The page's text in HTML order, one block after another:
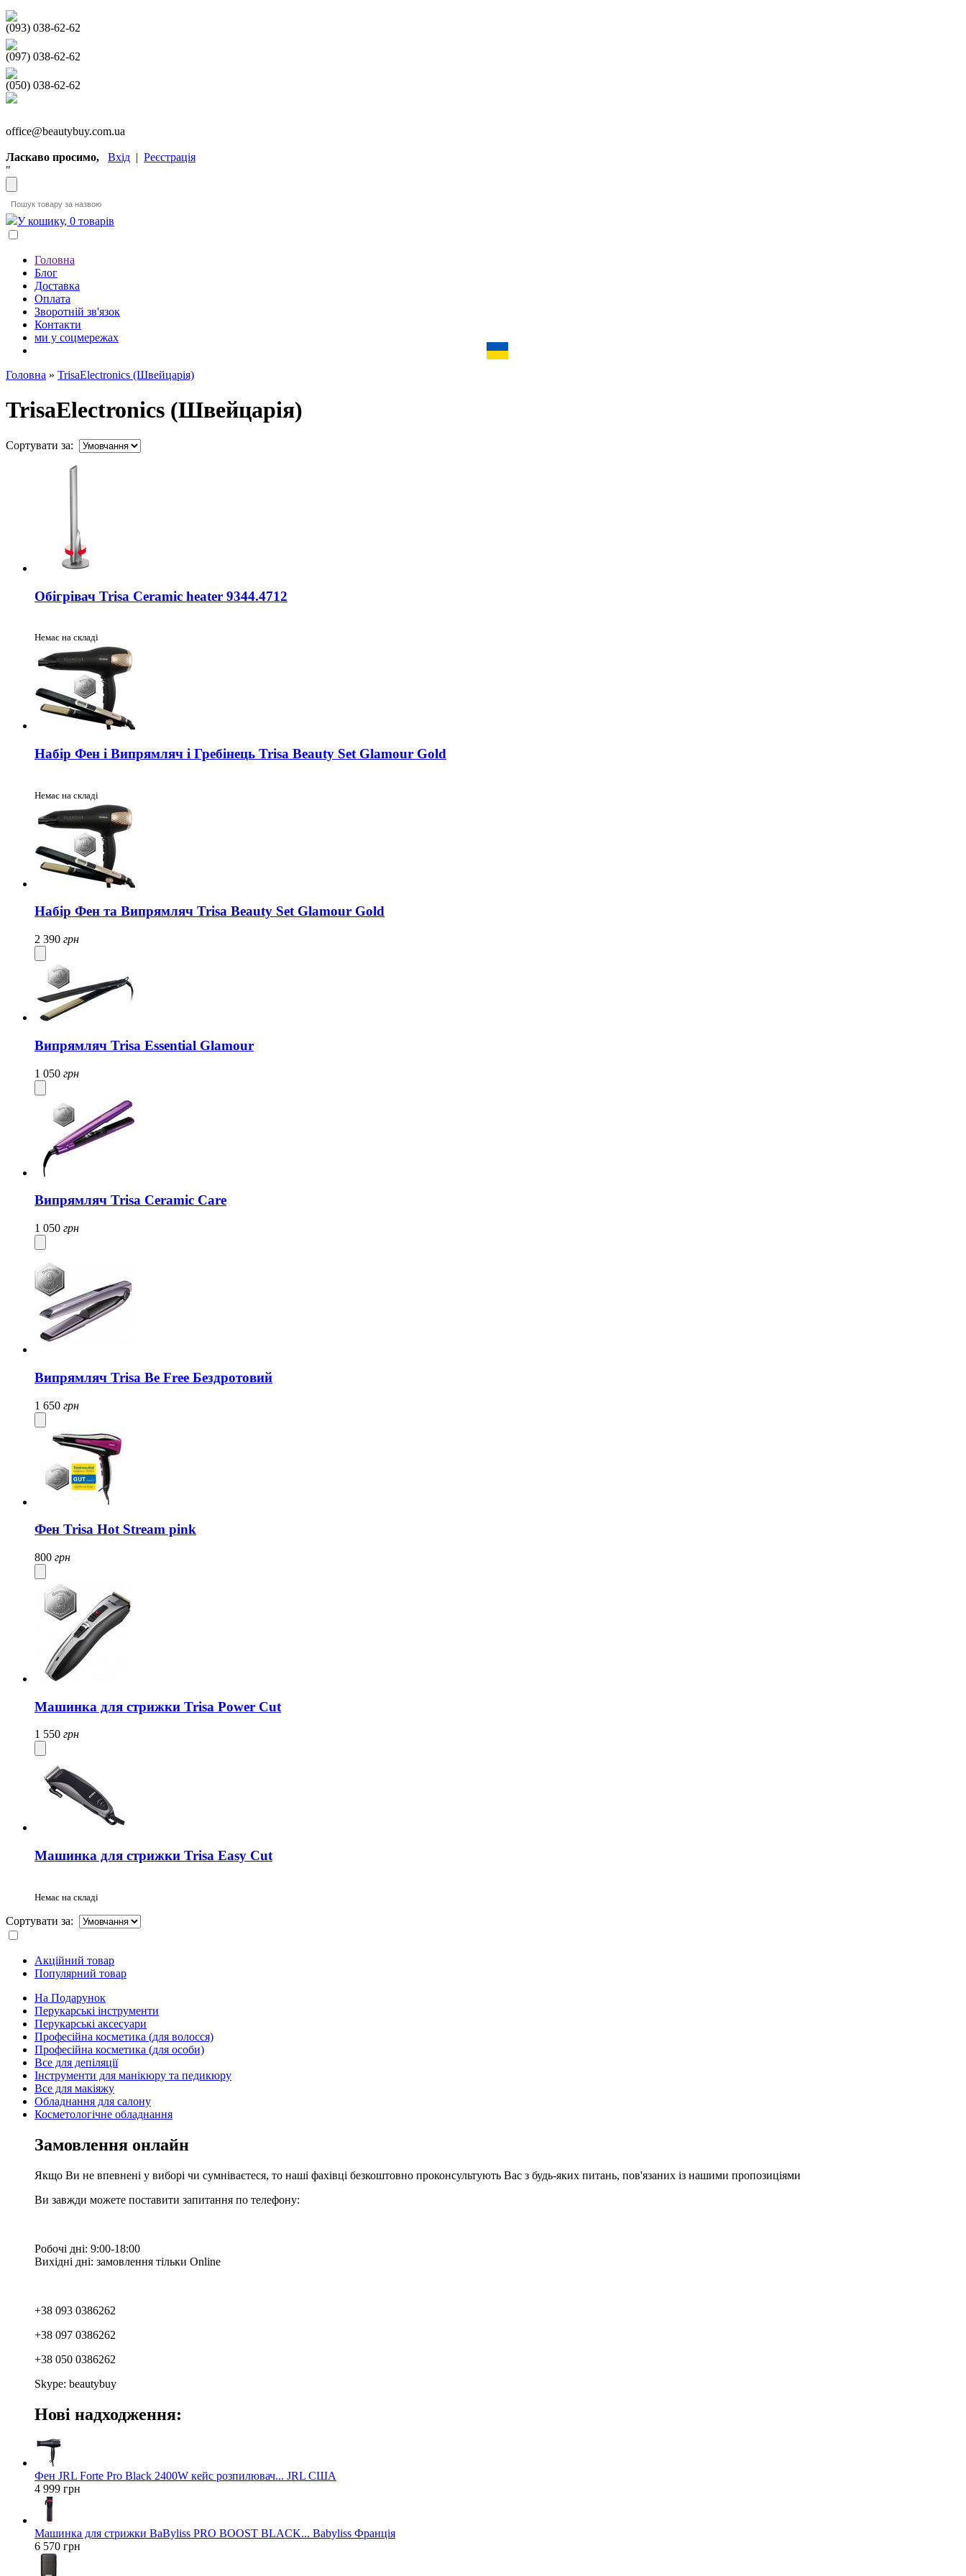
(093) 038-62-62
(097) 038-62-62
(050) 038-62-62
office@beautybuy.com.ua
Ласкаво просимо, Вхід | Реєстрація
"
У кошику, 0 товарів
Головна
Блог
Доставка
Оплата
Зворотній зв'язок
Контакти
ми у соцмережах
Головна » TrisaElectronics (Швейцарія)
TrisaElectronics (Швейцарія)
Сортувати за:
Обігрівач Trisa Ceramic heater 9344.4712
Немає на складі
Набір Фен і Випрямляч і Гребінець Trisa Beauty Set Glamour Gold
Немає на складі
Набір Фен та Випрямляч Trisa Beauty Set Glamour Gold
2 390 грн
Випрямляч Trisa Essential Glamour
1 050 грн
Випрямляч Trisa Ceramic Care
1 050 грн
Випрямляч Trisa Be Free Бездротовий
1 650 грн
Фен Trisa Hot Stream pink
800 грн
Машинка для стрижки Trisa Power Cut
1 550 грн
Машинка для стрижки Trisa Easy Cut
Немає на складі
Сортувати за:
Акційний товар
Популярний товар
На Подарунок
Перукарські інструменти
Перукарські аксесуари
Професійна косметика (для волосся)
Професійна косметика (для особи)
Все для депіляції
Інструменти для манікюру та педикюру
Все для макіяжу
Обладнання для салону
Косметологічне обладнання
Замовлення онлайн
Якщо Ви не впевнені у виборі чи сумніваєтеся, то наші фахівці безкоштовно проконсультують Вас з будь-яких питань, пов'язаних із нашими пропозиціями
Ви завжди можете поставити запитання по телефону:
Робочі дні: 9:00-18:00
Вихідні дні: замовлення тільки Online
+38 093 0386262
+38 097 0386262
+38 050 0386262
Skype: beautybuy
Нові надходження:
Фен JRL Forte Pro Black 2400W кейс розпилювач... JRL США
4 999 грн
Машинка для стрижки BaByliss PRO BOOST BLACK... Babyliss Франція
6 570 грн